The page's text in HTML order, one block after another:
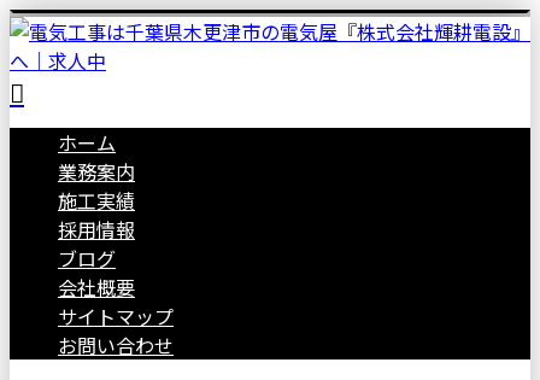
ホーム
業務案内
施工実績
採用情報
ブログ
会社概要
サイトマップ
お問い合わせ